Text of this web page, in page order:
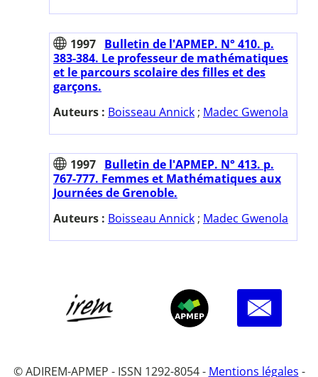
1997 Bulletin de l'APMEP. N° 410. p.
383-384. Le professeur de mathématiques
et le parcours scolaire des filles et des
garçons.
Auteurs : Boisseau Annick ; Madec Gwenola
1997 Bulletin de l'APMEP. N° 413. p.
767-777. Femmes et Mathématiques aux
Journées de Grenoble.
Auteurs : Boisseau Annick ; Madec Gwenola
© ADIREM-APMEP - ISSN 1292-8054 - Mentions légales -